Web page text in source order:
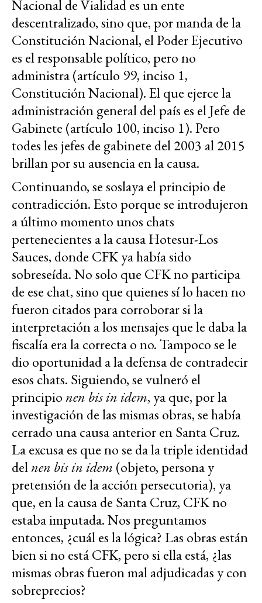
Nacional de Vialidad es un ente
descentralizado, sino que, por manda de la
Constitución Nacional, el Poder Ejecutivo
es el responsable político, pero no
administra (artículo 99, inciso 1,
Constitución Nacional). El que ejerce la
administración general del país es el Jefe de
Gabinete (artículo 100, inciso 1). Pero
todes les jefes de gabinete del 2003 al 2015
brillan por su ausencia en la causa.
Continuando, se soslaya el principio de
contradicción. Esto porque se introdujeron
a último momento unos chats
pertenecientes a la causa Hotesur-Los
Sauces, donde CFK ya había sido
sobreseída. No solo que CFK no participa
de ese chat, sino que quienes sí lo hacen no
fueron citados para corroborar si la
interpretación a los mensajes que le daba la
fiscalía era la correcta o no. Tampoco se le
dio oportunidad a la defensa de contradecir
esos chats. Siguiendo, se vulneró el
principio nen bis in idem, ya que, por la
investigación de las mismas obras, se había
cerrado una causa anterior en Santa Cruz.
La excusa es que no se da la triple identidad
delnen bis in idem (objeto, persona y
pretensión de la acción persecutoria), ya
que, en la causa de Santa Cruz, CFK no
estaba imputada. Nos preguntamos
entonces, ¿cuál es la lógica? Las obras están
bien si no está CFK, pero si ella está, ¿las
mismas obras fueron mal adjudicadas y con
sobreprecios?